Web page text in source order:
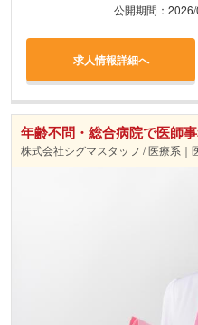
公開期間：
求人情報詳細へ
年齢不問・総合病院で医師
株式会社シグマスタッフ / 医療系｜